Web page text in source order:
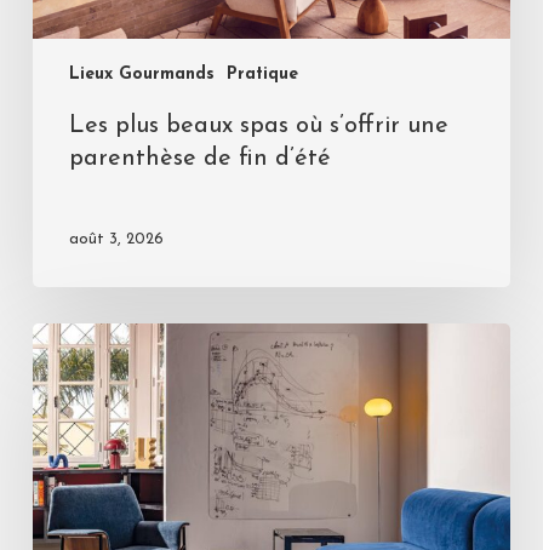
Lieux Gourmands Pratique
Les plus beaux spas où s’offrir une
parenthèse de fin d’été
août 3, 2026